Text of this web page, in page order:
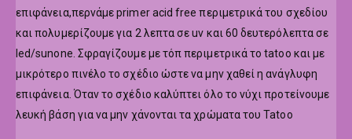
επιφάνεια,περνάμε primer acid free περιμετρικά του σχεδίου
και πολυμερίζουμε για 2 λεπτα σε uv και 60 δευτερόλεπτα σε
led/sunone. Σφραγίζουμε με τόπ περιμετρικά το tatoo και με
μικρότερο πινέλο το σχέδιο ώστε να μην χαθεί η ανάγλυφη
επιφάνεια. Όταν το σχέδιο καλύπτει όλο το νύχι προτείνουμε
λευκή βάση για να μην χάνονται τα χρώματα του Tatoo